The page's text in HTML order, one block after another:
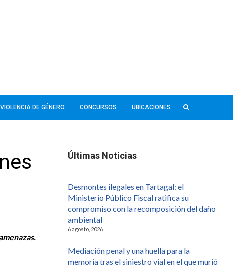
DE GÉNERO CONCURSOS UBICACIONES
Últimas Noticias
Desmontes ilegales en Tartagal: el
Ministerio Público Fiscal ratifica su
compromiso con la recomposición del daño
ambiental
6 agosto, 2026
Mediación penal y una huella para la
memoria tras el siniestro vial en el que murió